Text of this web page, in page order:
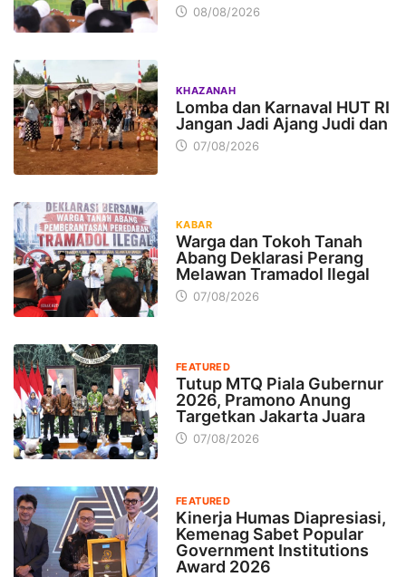
08/08/2026
KHAZANAH
Lomba dan Karnaval HUT RI
Jangan Jadi Ajang Judi dan
07/08/2026
KABAR
Warga dan Tokoh Tanah
Abang Deklarasi Perang
Melawan Tramadol Ilegal
07/08/2026
FEATURED
Tutup MTQ Piala Gubernur
2026, Pramono Anung
Targetkan Jakarta Juara
07/08/2026
FEATURED
Kinerja Humas Diapresiasi,
Kemenag Sabet Popular
Government Institutions
Award 2026